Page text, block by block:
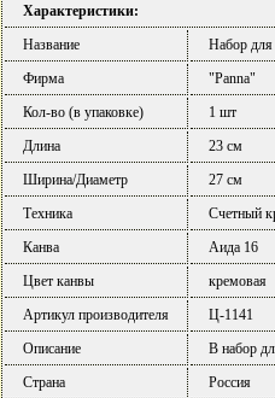
Характеристики:
Название
Набор
Фирма
"Panna"
Кол-во (в упаковке)
1 шт
Длина
23 см
Ширина/Диаметр
27 см
Техника
Счетный
Канва
Аида 16
Цвет канвы
кремовая
Артикул производителя
Ц-1141
Описание
В набор
Страна
Россия